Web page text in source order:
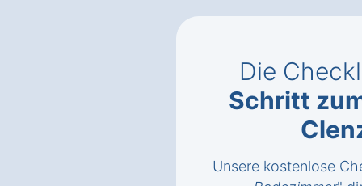
Die
Schritt
Unsere kostenlose